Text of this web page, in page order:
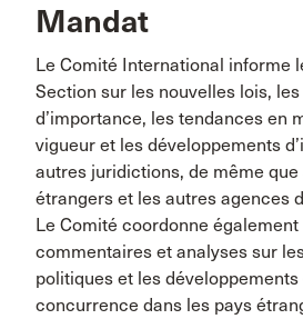
Mandat
Le Comité International informe
Section sur les nouvelles lois,
d’importance, les tendances en
vigueur et les développements
autres juridictions, de même
étrangers et les autres agences
Le Comité coordonne
commentaires et analyses sur
politiques et les
concurrence dans les pays